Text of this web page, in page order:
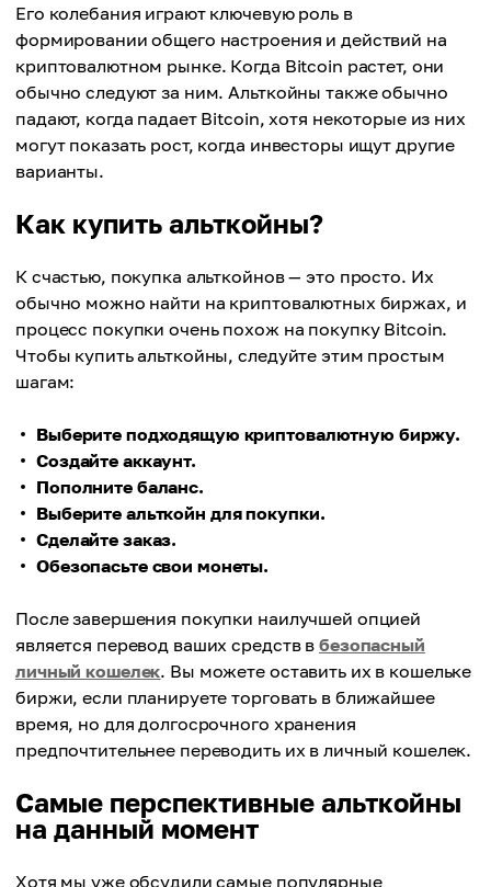
Его колебания играют ключевую роль в
формировании общего настроения и действий на
криптовалютном рынке. Когда Bitcoin растет, они
обычно следуют за ним. Альткойны также обычно
падают, когда падает Bitcoin, хотя некоторые из них
могут показать рост, когда инвесторы ищут другие
варианты.
Как купить альткойны?
К счастью, покупка альткойнов — это просто. Их
обычно можно найти на криптовалютных биржах, и
процесс покупки очень похож на покупку Bitcoin.
Чтобы купить альткойны, следуйте этим простым
шагам:
Выберите подходящую криптовалютную биржу.
Создайте аккаунт.
Пополните баланс.
Выберите альткойн для покупки.
Сделайте заказ.
Обезопасьте свои монеты.
После завершения покупки наилучшей опцией
является перевод ваших средств вбезопасный
личный кошелек. Вы можете оставить их в кошельке
биржи, если планируете торговать в ближайшее
время, но для долгосрочного хранения
предпочтительнее переводить их в личный кошелек.
Самые перспективные альткойны
на данный момент
Хотя мы уже обсудили самые популярные